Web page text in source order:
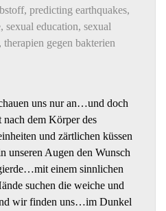
, predicting earthquakes,
, sexual education, sexual
, therapien gegen bakterien
uns nur an…und doch
nach dem Körper des
und zärtlichen küssen
Augen den Wunsch
einem sinnlichen
suchen die weiche und
wir finden uns…im Dunkel